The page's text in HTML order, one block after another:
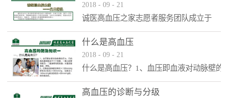
2018 - 09 - 21
诚医高血压之家志愿者服务团队成立于
的优势，帮助解决弱势人口的具体困难，
为社会分担解决。帮助对象为店内外病
人、残疾人、无助老人和遇到困难的其他
人。
什么是高血压
2018 - 09 - 21
什么是高血压？1、血压即血液对动脉壁的
是心脏泵血能力；二是身体内的血量；三
高血压的诊断与分级